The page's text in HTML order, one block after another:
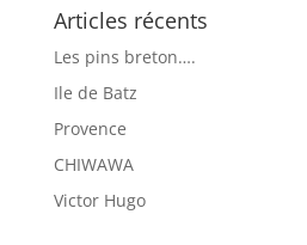
Articles récents
Les pins breton….
Ile de Batz
Provence
CHIWAWA
Victor Hugo